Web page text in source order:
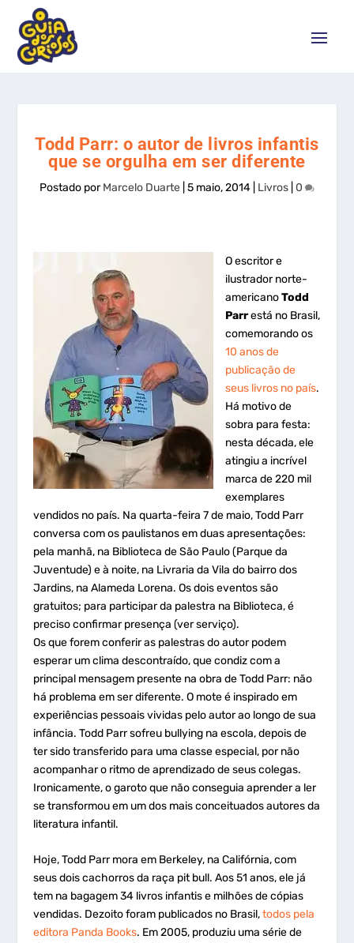
Todd Parr: o autor de livros infantis
que se orgulha em ser diferente
Postado porMarcelo Duarte 5 maio, 2014 Livros 0
O escritor e
ilustrador norte-
americanoTodd
Parrestá no Brasil,
comemorando os
10 anos de
publicação de
seus livros no país.
Há motivo de
sobra para festa:
nesta década, ele
atingiu a incrível
marca de 220 mil
exemplares
vendidos no país. Na quarta-feira 7 de maio, Todd Parr
conversa com os paulistanos em duas apresentações:
pela manhã, na Biblioteca de São Paulo (Parque da
Juventude) e à noite, na Livraria da Vila do bairro dos
Jardins, na Alameda Lorena. Os dois eventos são
gratuitos; para participar da palestra na Biblioteca, é
preciso confirmar presença (ver serviço).
Os que forem conferir as palestras do autor podem
esperar um clima descontraído, que condiz com a
principal mensagem presente na obra de Todd Parr: não
há problema em ser diferente. O mote é inspirado em
experiências pessoais vividas pelo autor ao longo de sua
infância. Todd Parr sofreu bullying na escola, depois de
ter sido transferido para uma classe especial, por não
acompanhar o ritmo de aprendizado de seus colegas.
Ironicamente, o garoto que não conseguia aprender a ler
se transformou em um dos mais conceituados autores da
literatura infantil.
Hoje, Todd Parr mora em Berkeley, na Califórnia, com
seus dois cachorros da raça pit bull. Aos 51 anos, ele já
tem na bagagem 34 livros infantis e milhões de cópias
vendidas. Dezoito foram publicados no Brasil,todos pela
editora Panda Books. Em 2005, produziu uma série de